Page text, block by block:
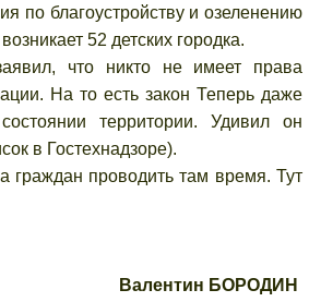
по благоустройству и озеленению
52 детских городка.
что никто не имеет права
На то есть закон Теперь даже
территории. Удивил он
в Гостехнадзоре).
граждан проводить там время. Тут
Валентин БОРОДИН